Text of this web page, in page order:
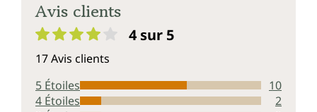
au fonctionnement normal du système
nerveux
à une fonction musculaire normale
normale
Avis clients
4 sur 5
17 Avis clients
5 Étoiles
10
4 Étoiles
2